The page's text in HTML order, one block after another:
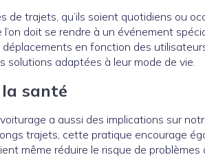
de trajets, qu’ils soient quotidiens ou
doit se rendre à un événement
en fonction des
solutions adaptées à leur mode de vie.
santé
a aussi des implications sur
trajets, cette pratique encourage
même réduire le risque de problèmes